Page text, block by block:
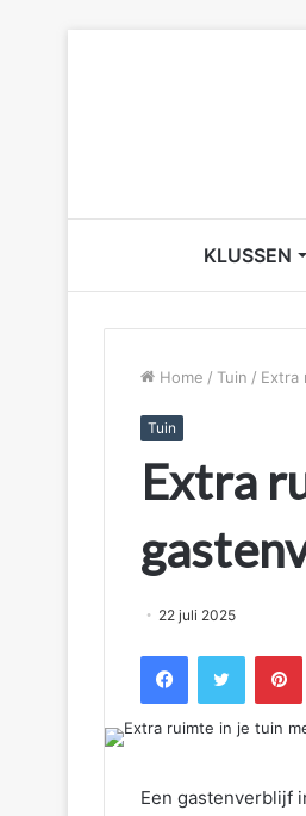
KLUSSEN
Home / Tuin / Extra
Tuin
Extra
22 juli 2025
FacebookTwitter
Een gastenverblijf